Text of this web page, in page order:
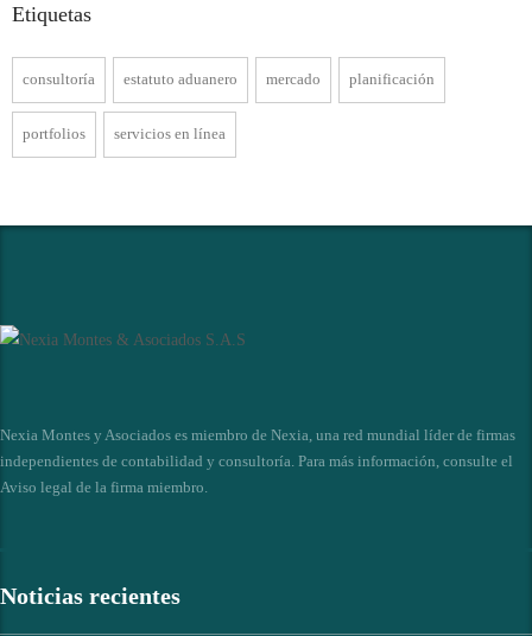
Etiquetas
consultoría estatuto aduanero mercado planificación
portfolios servicios en línea
Nexia Montes y Asociados es miembro de Nexia, una red mundial líder de firmas
independientes de contabilidad y consultoría. Para más información, consulte el
Aviso legal de la firma miembro.
Noticias recientes